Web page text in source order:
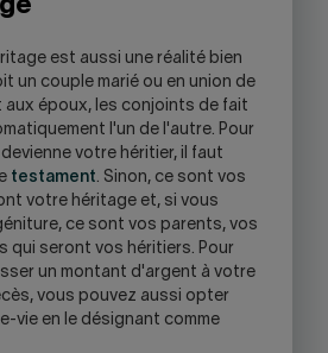
est aussi une réalité bien
un couple marié ou en union de
aux époux, les conjoints de fait
l'un de l'autre. Pour
votre héritier, il faut
testament. Sinon, ce sont vos
votre héritage et, si vous
ce sont vos parents, vos
qui seront vos héritiers. Pour
un montant d'argent à votre
vous pouvez aussi opter
vie en le désignant comme